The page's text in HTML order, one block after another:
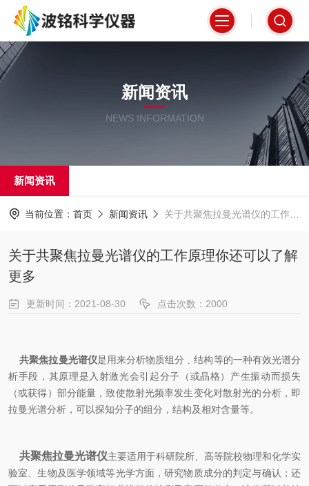
新闻资讯
NEWS INFORMATION
新闻资讯
当前位置： 首页 新闻资讯 关于共聚焦拉曼光谱仪的工作原理你还可以了解更多
关于共聚焦拉曼光谱仪的工作原理你还可以了解
更多
更新时间：2021-08-30 点击次数：2000
共聚焦拉曼光谱仪是用来分析物质组分﹑结构等的一种有效光谱分
析手段，其原理是入射激光会引起分子（或晶格）产生振动而损失
（或获得）部分能量，致使散射光频率发生变化对散射光的分析，即
拉曼光谱分析，可以探知分子的组分，结构及相对含量等。
共聚焦拉曼光谱仪主要适用于科研院所、高等院校物理和化学实
验室、生物及医学领域等光学方面，研究物质成分的判定与确认；还